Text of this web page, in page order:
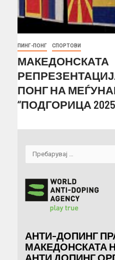
ПИНГ-ПОНГ СПОРТОВИ
МАКЕДОНСКАТА
ПОНГ НА
“ПОДГОРИЦА
АНТИ-ДОПИНГ
МАКЕДОНСКАТА
АНТИ ДОПИНГ